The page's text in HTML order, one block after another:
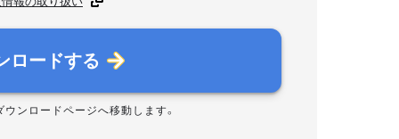
ロードする
ウンロードページへ移動します。